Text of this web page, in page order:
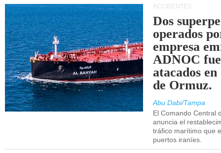
ACCIDENTES
Dos
operados
empresa
ADNOC
atacados
de Ormuz.
Abu Dabi/Tampa
El Comando Central
anuncia el
tráfico marítimo que
puertos iraníes.